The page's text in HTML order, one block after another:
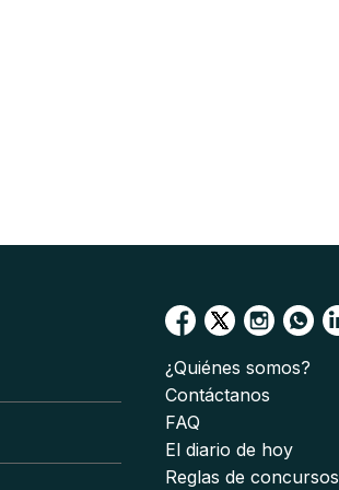
¿Quiénes somos?
Contáctanos
FAQ
El diario de hoy
Reglas de concursos